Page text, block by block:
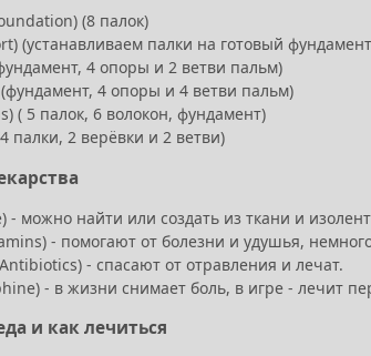
(8 палок)
(устанавливаем палки на готовый
4 опоры и 2 ветви пальм)
4 опоры и 4 ветви пальм)
( 5 палок, 6 волокон, фундамент)
палки, 2 верёвки и 2 ветви)
- можно найти или создать из ткани и
- помогают от болезни и удушья,
- спасают от отравления и лечат.
- в жизни снимает боль, в игре - лечит
и как лечиться